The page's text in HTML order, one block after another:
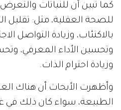
كما تبين أن للنباتات
للصحة العقلية، مثل: تقليل
بالاكتئاب، وزيادة التواصل
وتحسين الأداء المعرفي،
وزيادة احترام الذات.
وأظهرت الأبحاث أن هناك
الطبيعة، سواء كان ذلك في